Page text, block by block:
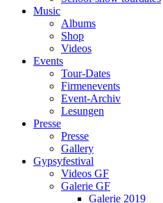
Music
Albums
Shop
Videos
Events
Tour-Dates
Firmenevents
Event-Archiv
Lesungen
Presse
Presse
Gallery
Gypsyfestival
Videos GF
Galerie GF
Galerie 2019